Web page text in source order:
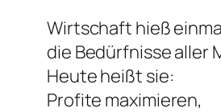
Wirtschaft hieß
die Bedürfnisse aller
Heute heißt sie:
Profite maximieren,